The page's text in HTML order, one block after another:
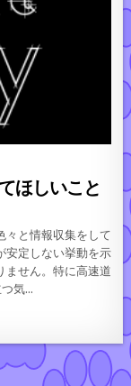
ほしいこと
と情報収集をして
安定しない挙動を示
ません。特に高速道
気…